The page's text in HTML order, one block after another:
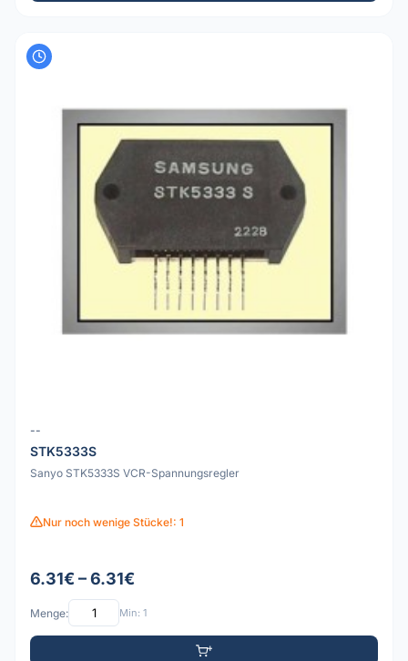
--
STK5333S
Sanyo STK5333S VCR-Spannungsregler
Nur noch wenige Stücke!: 1
6.31€ – 6.31€
Menge: Min: 1